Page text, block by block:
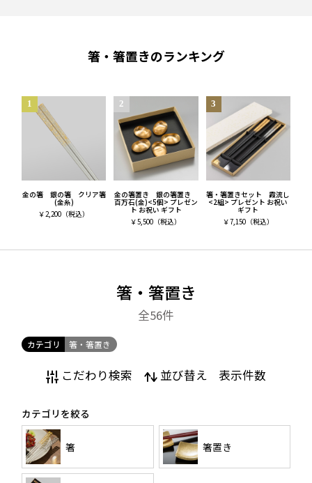
箸・箸置きのランキング
金の箸 銀の箸 クリア箸
(金糸)
￥2,200 （税込）
金の箸置き 銀の箸置き
百万石(金)<5個> プレゼン
ト お祝い ギフト
￥5,500 （税込）
箸・箸置きセット 霞流し
<2組> プレゼント お祝い
ギフト
￥7,150（税込）
箸・箸置き
全56件
カテゴリ 箸・箸置き
こだわり検索 並び替え 表示件数
カテゴリを絞る
箸 箸置き